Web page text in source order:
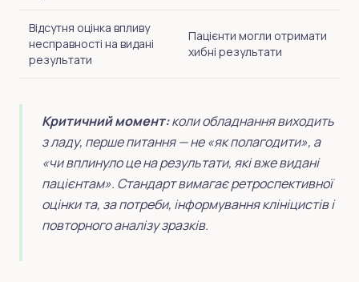
Відсутня оцінка впливу
несправності на видані
результати
Пацієнти могли отримати
хибні результати
Критичний момент:коли обладнання виходить
з ладу, перше питання — не «як полагодити», а
«чи вплинуло це на результати, які вже видані
пацієнтам». Стандарт вимагає ретроспективної
оцінки та, за потреби, інформування клініцистів і
повторного аналізу зразків.